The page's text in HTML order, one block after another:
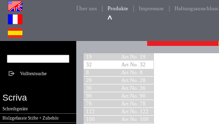
Über uns Produkte Impressum Haftungsausschluss
Scriva
Schreibgeräte
Holzgefasste Stifte + Zubehör
19
Art No. 19
32
Art No. 32
8
Art No. 8
28
Art No. 28
36
Art No. 36
90
Art No. 90
78
Art No. 78
122
Art No. 122
100
Art No. 100